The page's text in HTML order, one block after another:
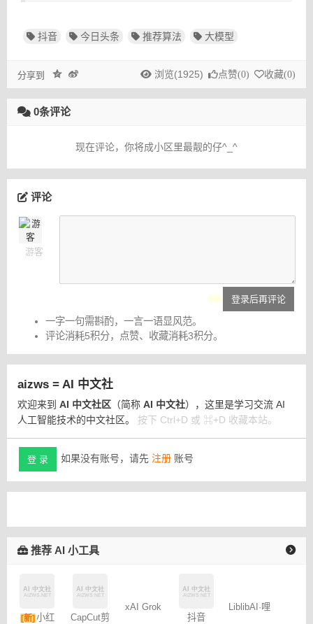
抖音 今日头条 推荐算法 大模型
分享到 浏览(1925) 点赞(0) 收藏(0)
0条评论
现在评论，你将成小区里最靓的仔^_^
评论
游客
登录后再评论
一字一句需斟酌，一言一语显风范。
评论消耗5积分，点赞、收藏消耗3积分。
aizws = AI 中文社
欢迎来到 AI 中文社区 （简称 AI 中文社），这里是学习交流 AI
人工智能技术的中文社区。 按下 Ctrl+D 或 ⌘+D 收藏本站。
登 录 如果没有账号，请先 注册 账号
推荐 AI 小工具
[新]小红
映专业版
Dreamina
LiblibAI·哩